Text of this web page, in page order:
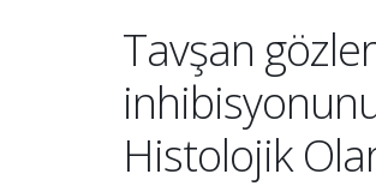
Tavşan
Histolojik